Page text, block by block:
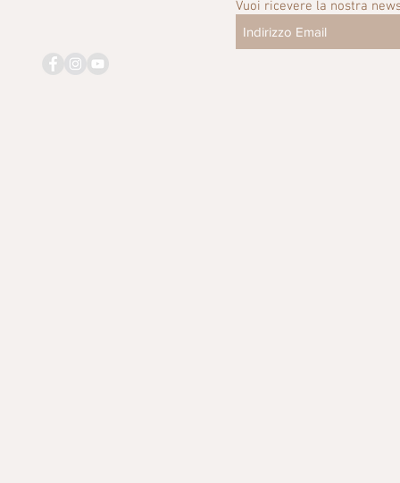
Vuoi ricevere la nostra